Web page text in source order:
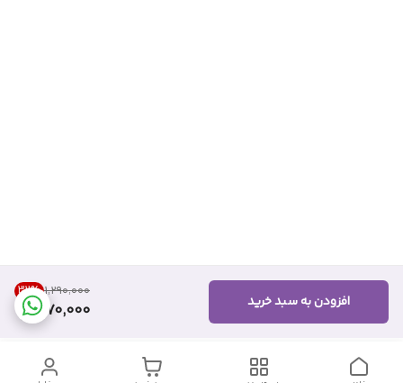
۱٬۲۹۰٬۰۰۰ 32%
870,000 افزودن به سبد خرید